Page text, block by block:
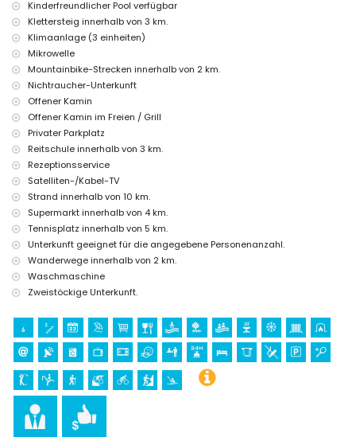
Zustellbett und Kinder-/Babybett (auf Anfrage)
Unterhaltung und Freizeitaktivitäten für Ihren Urlaub in Denia,
Costa Blanca
Kino, Nachtclub und Bar (innerhalb von 5 Kilometern vom Haus)
Sehenswürdigkeiten und Kultur in Denia, Costa Blanca
Museum (Archäologisch), Kirche (Virgen del Loreto und Javea)
(innerhalb von 10 Kilometern von der Unterkunft)
Burg (Portal de la Vila, Denia), Ruine (Molinos del Viento, Javea),
Denkmal (Stadt Denia), Architektonisches Gebäude (Stadt Denia) und
historischer Ort (Stadt Denia) (innerhalb von 25 Kilometern von der
Unterkunft)
Sportarten
Radfahren (innerhalb von 1000 Metern vom Haus)
Tennis, Golf (La Sella Golf), Reiten, Wandern, Mountainbiking und
Klettern (innerhalb von 5 Kilometern vom Haus)
Kanu fahren, Kajak fahren, Angeln und Tauchen (innerhalb von 10
Kinderfreundlicher Pool verfügbar
Klettersteig innerhalb von 3 km.
Klimaanlage (3 einheiten)
Mikrowelle
Mountainbike-Strecken innerhalb von 2 km.
Nichtraucher-Unterkunft
Offener Kamin
Offener Kamin im Freien / Grill
Privater Parkplatz
Reitschule innerhalb von 3 km.
Rezeptionsservice
Satelliten-/Kabel-TV
Strand innerhalb von 10 km.
Supermarkt innerhalb von 4 km.
Tennisplatz innerhalb von 5 km.
Unterkunft geeignet für die angegebene Personenanzahl.
Wanderwege innerhalb von 2 km.
Waschmaschine
Zweistöckige Unterkunft.